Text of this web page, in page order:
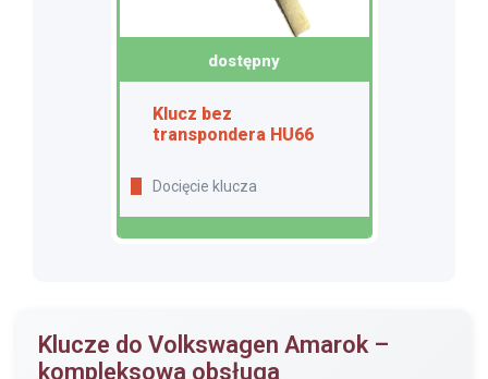
dostępny
Klucz bez
transpondera HU66
Docięcie klucza
Klucze do Volkswagen Amarok –
kompleksowa obsługa